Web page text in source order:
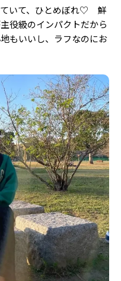
ン
ていて、ひとめぼれ♡ 鮮
役級のインパクトだから
もいいし、ラフなのにお